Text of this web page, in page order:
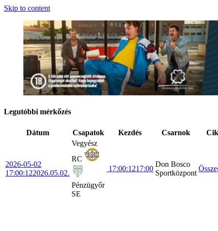
Skip to content
Legutóbbi mérkőzés
Dátum Csapatok Kezdés Csarnok
2026-05-02
17:00:122026.05.02.
Vegyész
RC
Pénzügyőr
SE
17:00:1217:00
Don Bosco
Sportközpont